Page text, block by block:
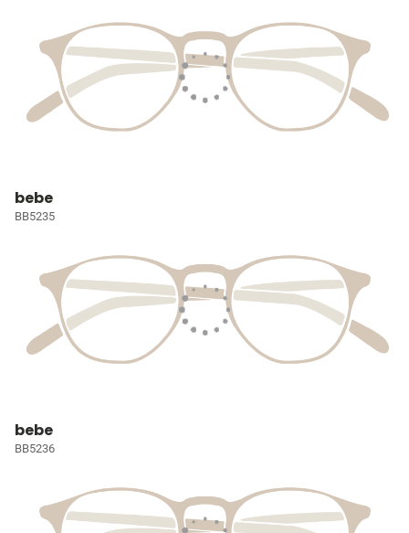
bebe
BB5235
bebe
BB5236